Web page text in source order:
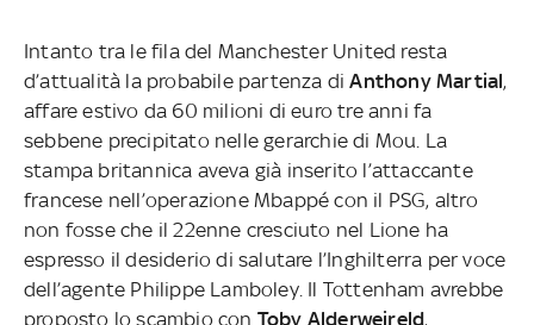
Intanto tra le fila del Manchester United resta
d’attualità la probabile partenza diAnthony Martial,
affare estivo da 60 milioni di euro tre anni fa
sebbene precipitato nelle gerarchie di Mou. La
stampa britannica aveva già inserito l’attaccante
francese nell’operazione Mbappé con il PSG, altro
non fosse che il 22enne cresciuto nel Lione ha
espresso il desiderio di salutare l’Inghilterra per voce
dell’agente Philippe Lamboley. Il Tottenham avrebbe
proposto lo scambio con Toby Alderweireld,